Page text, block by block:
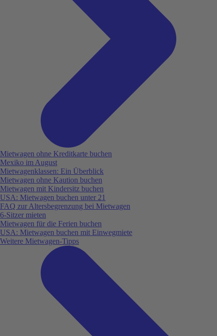
Mietwagen ohne Kreditkarte buchen
Mexiko im August
Mietwagenklassen: Ein Überblick
Mietwagen ohne Kaution buchen
Mietwagen mit Kindersitz buchen
USA: Mietwagen buchen unter 21
FAQ zur Altersbegrenzung bei Mietwagen
6-Sitzer mieten
Mietwagen für die Ferien buchen
USA: Mietwagen buchen mit Einwegmiete
Weitere Mietwagen-Tipps